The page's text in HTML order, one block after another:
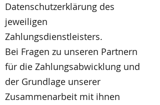
Datenschutzerklärung des
jeweiligen
Zahlungsdienstleisters.
Bei Fragen zu unseren Partnern
für die Zahlungsabwicklung und
der Grundlage unserer
Zusammenarbeit mit ihnen